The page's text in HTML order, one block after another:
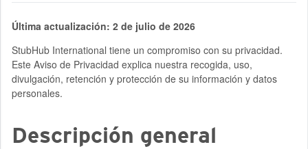
Última actualización: 2 de julio de 2026
StubHub International tiene un compromiso con su privacidad.
Este Aviso de Privacidad explica nuestra recogida, uso,
divulgación, retención y protección de su información y datos
personales.
Descripción general